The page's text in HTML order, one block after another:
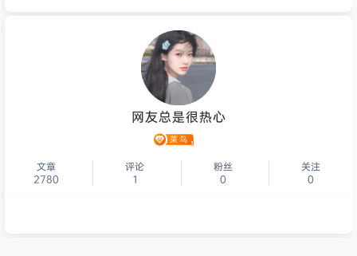
个人主页
网友总是很热心
文章
2780
评论
1
粉丝
0
关注
0